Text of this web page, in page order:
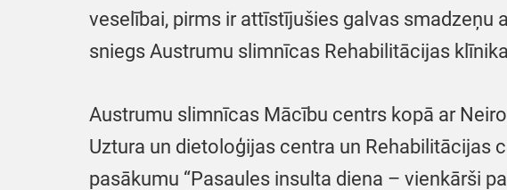
veselībai, pirms ir attīstījušies galvas
sniegs Austrumu slimnīcas Rehabilitācijas
Austrumu slimnīcas Mācību centrs kopā ar
Uztura un dietoloģijas centra un
pasākumu “Pasaules insulta diena – vienkārši